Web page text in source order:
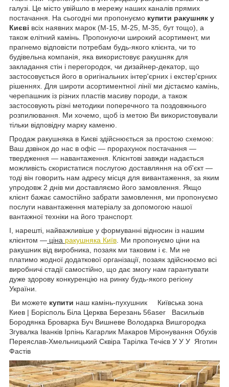
галузі. Це місто увійшло в мережу наших каналів прямих
постачання. На сьогодні ми пропонуємо купити ракушняк у
Києві всіх наявних марок (М-15, М-25, М-35, бут тощо), а
також елітний камінь. Пропонуючи широкий асортимент, ми
прагнемо відповісти потребам будь-якого клієнта, чи то
будівельна компанія, яка використовує ракушняк для
закладання стін і перегородок, чи дизайнер-декатор, що
застосовується його в оригінальних інтер'єрних і екстер'єрних
рішеннях. Для широти асортиментної лінії ми дістаємо камінь,
черепашник із різних пластів масиву породи, а також
застосовують різні методики поперечного та поздовжнього
розпилювання. Ми хочемо, щоб із метою Ви використовували
тільки відповідну марку каменю.
Продаж ракушняка в Києві здійснюється за простою схемою:
Ваш дзвінок до нас в офіс — прорахунок постачання —
твердження — навантаження. Клієнтові завжди надається
можливість скористатися послугою доставляння на об'єкт —
тоді він говорить нам адресу місця для вивантаження, за яким
упродовж 2 днів ми доставляємо його замовлення. Якщо
клієнт бажає самостійно забрати замовлення, ми пропонуємо
послуги навантаження матеріалу за допомогою нашої
вантажної техніки на його транспорт.
І, нарешті, найважливіше у формуванні відносин із нашим
клієнтом — ціна ракушняка Київ . Ми пропонуємо ціни на
ракушник від виробника, позаяк ми таковим і є. Ми не
платимо жодної додаткової організації, позаяк здійснюємо всі
виробничі стадії самостійно, що дає змогу нам гарантувати
дуже здорову конкуренцію на ринку будь-якого регіону
України.
Ви можете купити наш камінь-пухушник Київська зона
Киев | Борісполь Біла Церква Березань 56aser Васильків
Бородянка Броварка Буч Вишневе Володарка Вишгородка
Згувалка Іванків Ірпінь Кагарлик Макаров Міронування Обухів
Переяслав-Хмельницький Сквіра Тарілка Течієв У У У Яготин
Фастів